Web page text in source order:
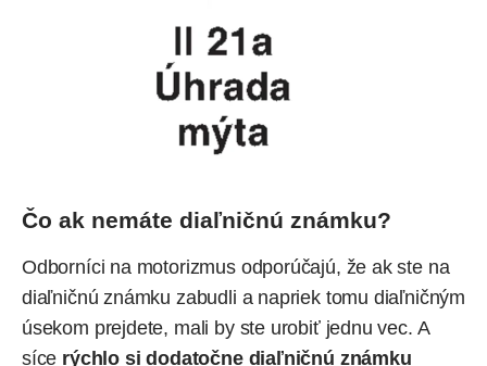
Čo ak nemáte diaľničnú známku?
Odborníci na motorizmus odporúčajú, že ak ste na
diaľničnú známku zabudli a napriek tomu diaľničným
úsekom prejdete, mali by ste urobiť jednu vec. A
síce rýchlo si dodatočne diaľničnú známku